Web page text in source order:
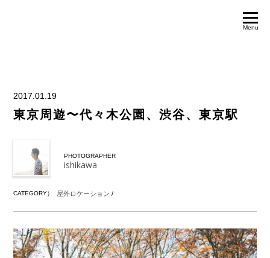
Menu
2017.01.19
東京周遊〜代々木公園、渋谷、東京駅
PHOTOGRAPHER
ishikawa
CATEGORY） 屋外ロケーション /